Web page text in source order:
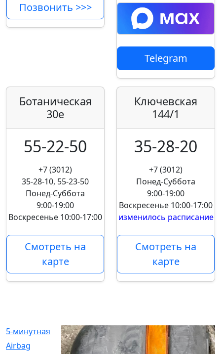
Позвонить >>>
Telegram
Ботаническая
30е
55-22-50
+7 (3012)
35-28-10, 55-23-50
Понед-Суббота
9:00-19:00
Воскресенье 10:00-17:00
Смотреть на
карте
Ключевская
144/1
35-28-20
+7 (3012)
Понед-Суббота
9:00-19:00
Воскресенье 10:00-17:00
изменилось расписание
Смотреть на
карте
5-минутная
[1]
Airbag
[18]